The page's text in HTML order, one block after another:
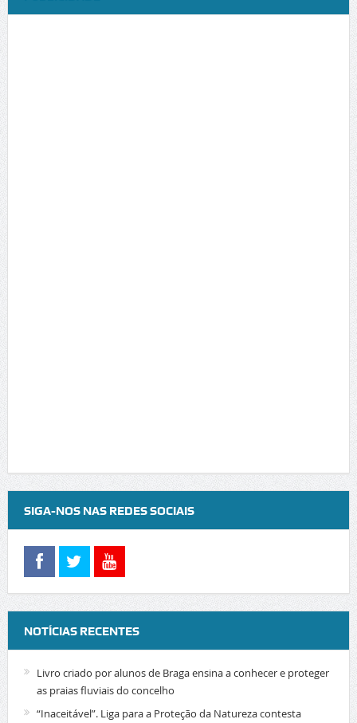
SIGA-NOS NAS REDES SOCIAIS
NOTÍCIAS RECENTES
Livro criado por alunos de Braga ensina a conhecer e proteger
as praias fluviais do concelho
“Inaceitável”. Liga para a Proteção da Natureza contesta